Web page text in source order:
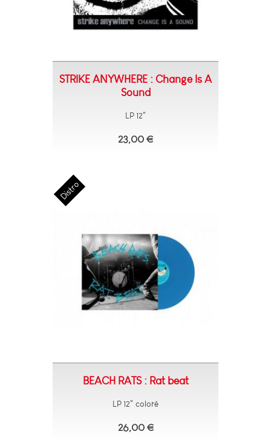
STRIKE ANYWHERE : Change Is A
Sound
LP 12"
23,00 €
BEACH RATS : Rat beat
LP 12" coloré
26,00 €